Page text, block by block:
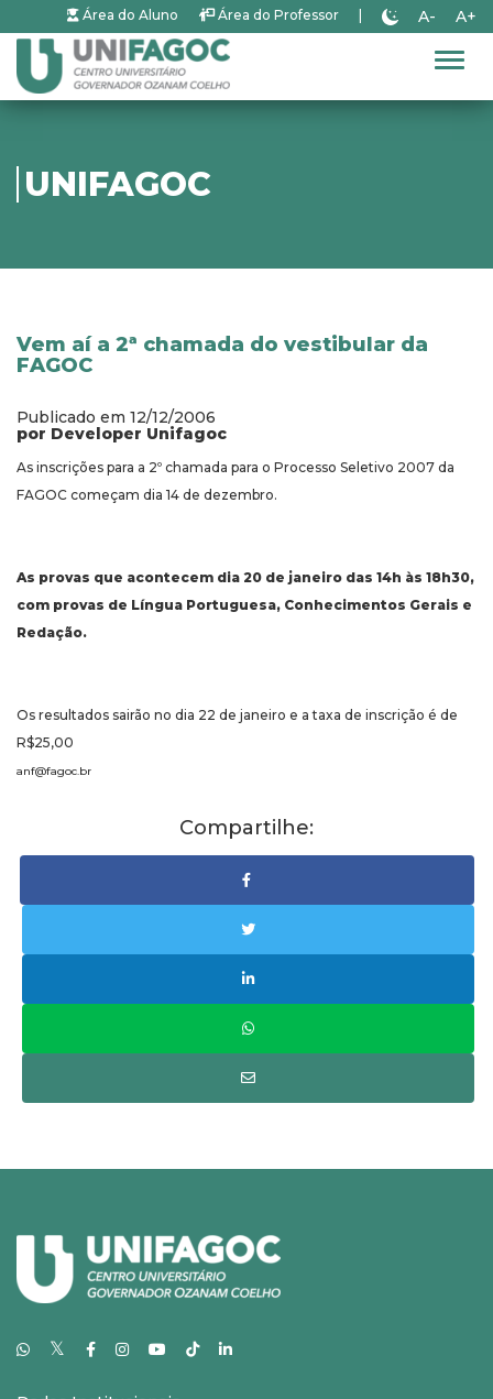
Área do Aluno Área do Professor A- A+
UNIFAGOC
Vem aí a 2ª chamada do vestibular da
FAGOC
Publicado em 12/12/2006
por Developer Unifagoc
As inscrições para a 2º chamada para o Processo Seletivo 2007 da
FAGOC começam dia 14 de dezembro.
As provas que acontecem dia 20 de janeiro das 14h às 18h30,
com provas de Língua Portuguesa, Conhecimentos Gerais e
Redação.
Os resultados sairão no dia 22 de janeiro e a taxa de inscrição é de
R$25,00
anf@fagoc.br
Compartilhe:
𝕏